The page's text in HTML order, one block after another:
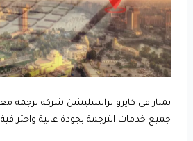
نمتاز في كايرو ترانسليشن شركة ترجمة
جميع خدمات الترجمة بجودة عالية واحترافية،